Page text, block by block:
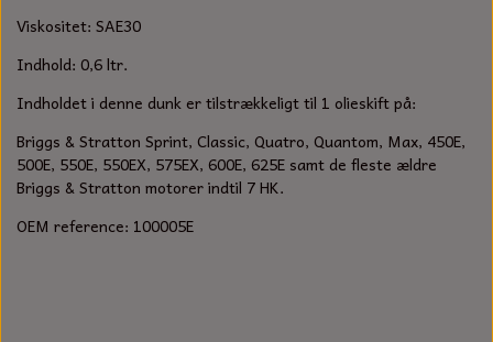
FORANKRING
DYBEL
OLIE TIL SMÅMOTORER & HAVEMASKINER
TÆNDRØR
KLINGSPOR
GAVEKORT
KNIVE OG TILBEHØR
ARBEJDSLYS
Viskositet: SAE30
Indhold: 0,6 ltr.
Indholdet i denne dunk er tilstrækkeligt til 1 olieskift på:
Briggs & Stratton Sprint, Classic, Quatro, Quantom, Max, 450E,
500E, 550E, 550EX, 575EX, 600E, 625E samt de fleste ældre
Briggs & Stratton motorer indtil 7 HK.
OEM reference: 100005E